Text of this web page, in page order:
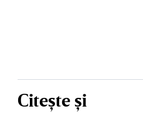
Citește și